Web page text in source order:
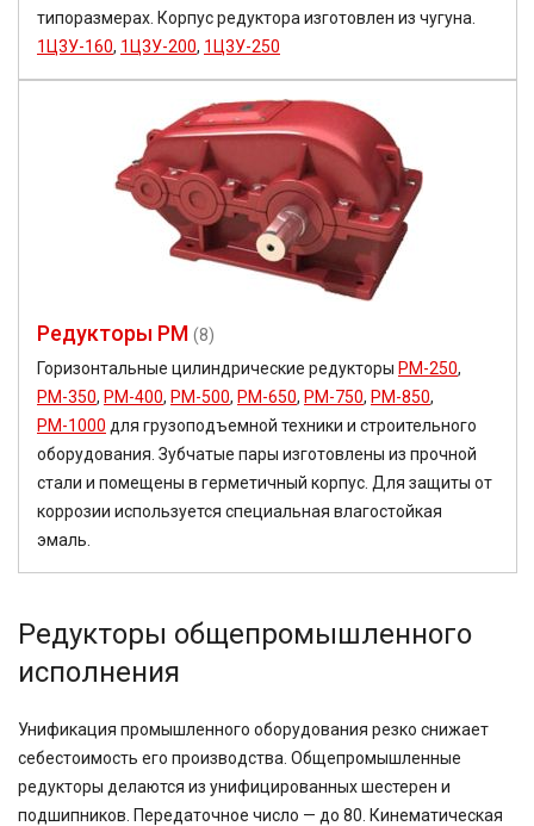
типоразмерах. Корпус редуктора изготовлен из чугуна.
1Ц3У-160, 1Ц3У-200, 1Ц3У-250
Редукторы РМ (8)
Горизонтальные цилиндрические редукторы РМ-250,
РМ-350, РМ-400, РМ-500, РМ-650, РМ-750, РМ-850,
РМ-1000 для грузоподъемной техники и строительного
оборудования. Зубчатые пары изготовлены из прочной
стали и помещены в герметичный корпус. Для защиты от
коррозии используется специальная влагостойкая
эмаль.
Редукторы общепромышленного
исполнения
Унификация промышленного оборудования резко снижает
себестоимость его производства. Общепромышленные
редукторы делаются из унифицированных шестерен и
подшипников. Передаточное число — до 80. Кинематическая